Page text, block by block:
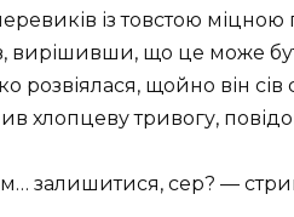
із товстою
вирішивши, що це може
розвіялася, щойно він
хлопцеву тривогу,
залишитися, сер? —